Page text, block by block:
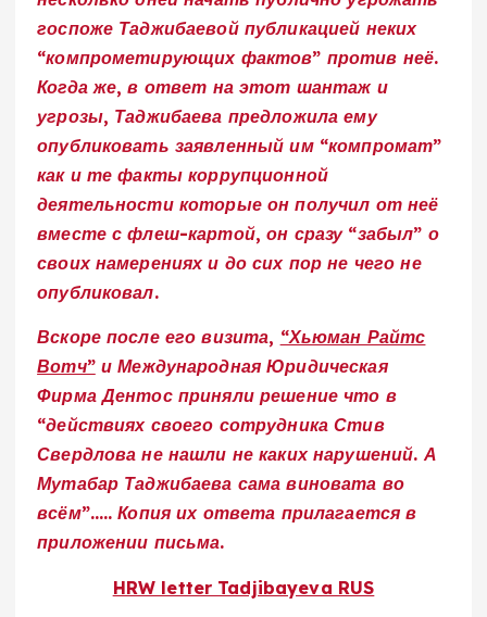
госпоже Таджибаевой публикацией неких
“компрометирующих фактов” против неё.
Когда же, в ответ на этот шантаж и
угрозы, Таджибаева предложила ему
опубликовать заявленный им “компромат”
как и те факты коррупционной
деятельности которые он получил от неё
вместе с флеш-картой, он сразу “забыл” о
своих намерениях и до сих пор не чего не
опубликовал.
Вскоре после его визита, “Хьюман Райтс
Вотч”и Международная Юридическая
Фирма Дентос приняли решение что в
“действиях своего сотрудника Стив
Свердлова не нашли не каких нарушений. А
Мутабар Таджибаева сама виновата во
всём”….. Копия их ответа прилагается в
приложении письма.
HRW letter Tadjibayeva RUS